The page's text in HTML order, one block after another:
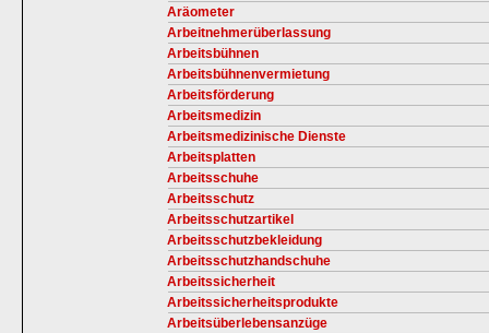
Aräometer
Arbeitnehmerüberlassung
Arbeitsbühnen
Arbeitsbühnenvermietung
Arbeitsförderung
Arbeitsmedizin
Arbeitsmedizinische Dienste
Arbeitsplatten
Arbeitsschuhe
Arbeitsschutz
Arbeitsschutzartikel
Arbeitsschutzbekleidung
Arbeitsschutzhandschuhe
Arbeitssicherheit
Arbeitssicherheitsprodukte
Arbeitsüberlebensanzüge